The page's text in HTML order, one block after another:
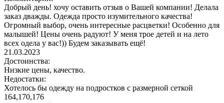
Добрый день! хочу оставить отзыв о Вашей компании! Делала
заказ дважды. Одежда просто изумительного качества!
Огромный выбор, очень интересные расцветки! Особенно для
малышей! Цены очень радуют! У меня трое детей и на лето
всех одела у вас!)) Будем заказывать ещё!
21.03.2023
Достоинства:
Низкие цены, качество.
Недостатки:
Хотелось бы одежду на подростков с размерной сеткой
164,170,176